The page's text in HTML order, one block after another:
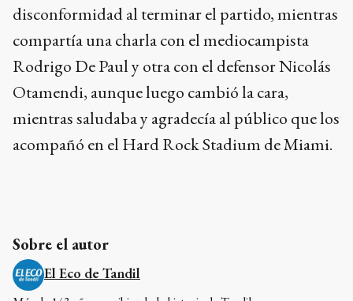
disconformidad al terminar el partido, mientras
compartía una charla con el mediocampista
Rodrigo De Paul y otra con el defensor Nicolás
Otamendi, aunque luego cambió la cara,
mientras saludaba y agradecía al público que los
acompañó en el Hard Rock Stadium de Miami.
Sobre el autor
El Eco de Tandil